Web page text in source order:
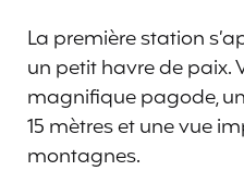
La première station
un petit havre de paix.
magnifique pagode,
15 mètres et une vue
montagnes.